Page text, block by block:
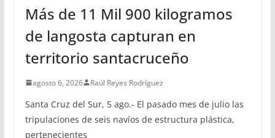
Más de 11 Mil 900 kilogramos
de langosta capturan en
territorio santacruceño
agosto 6, 2026 Raúl Reyes Rodríguez
Santa Cruz del Sur, 5 ago.- El pasado mes de julio las
tripulaciones de seis navíos de estructura plástica,
pertenecientes